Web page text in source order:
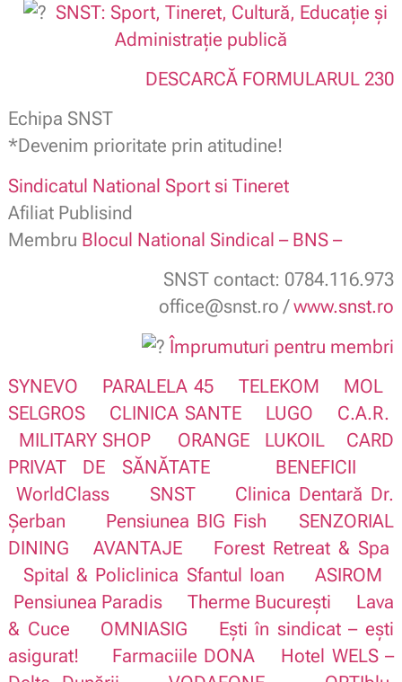
SNST: Sport, Tineret, Cultură, Educație și
Administrație publică
DESCARCĂ FORMULARUL 230
Echipa SNST
*Devenim prioritate prin atitudine!
Sindicatul National Sport si Tineret
Afiliat Publisind
Membru Blocul National Sindical – BNS –
SNST contact: 0784.116.973
office@snst.ro /www.snst.ro
Împrumuturi pentru membri
SYNEVO
PARALELA 45 TELEKOM
MOL
SELGROS
CLINICA SANTE LUGO
C.A.R.
MILITARY SHOP
ORANGE LUKOIL
CARD
PRIVAT DE SĂNĂTATE
BENEFICII
WorldClass
SNST
Clinica Dentară Dr.
Șerban
Pensiunea BIG Fish
SENZORIAL
DINING
AVANTAJE
Forest Retreat & Spa
Spital & Policlinica Sfantul Ioan
ASIROM
Pensiunea Paradis
Therme București
Lava
& Cuce
OMNIASIG
Ești în sindicat – ești
asigurat!
Farmaciile DONA
Hotel WELS –